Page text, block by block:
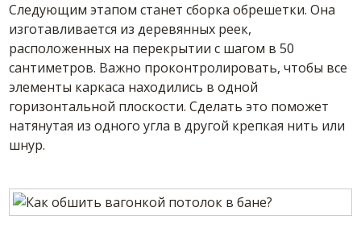
Следующим этапом станет сборка обрешетки. Она
изготавливается из деревянных реек,
расположенных на перекрытии с шагом в 50
сантиметров. Важно проконтролировать, чтобы все
элементы каркаса находились в одной
горизонтальной плоскости. Сделать это поможет
натянутая из одного угла в другой крепкая нить или
шнур.